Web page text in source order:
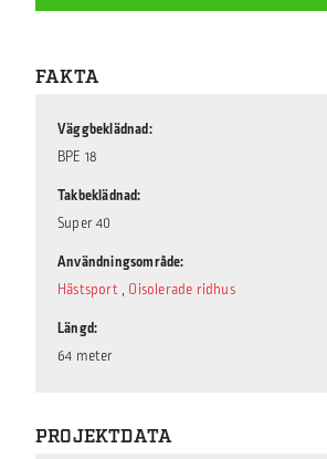
FAKTA
Väggbeklädnad
BPE 18
Takbeklädnad
Super 40
Användningsområde
Hästsport , Oisolerade ridhus
Längd
64 meter
PROJEKTDATA